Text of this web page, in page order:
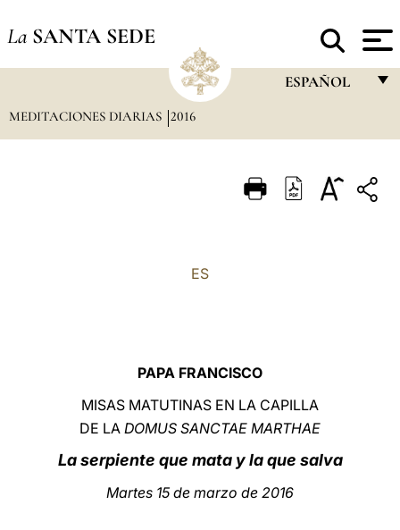
La SANTA SEDE
ESPAÑOL
ITALIANO
中文
LATINE
MEDITACIONES DIARIAS 2016
ES
PAPA FRANCISCO
MISAS MATUTINAS EN LA CAPILLA
DE LA DOMUS SANCTAE MARTHAE
La serpiente que mata y la que salva
Martes 15 de marzo de 2016